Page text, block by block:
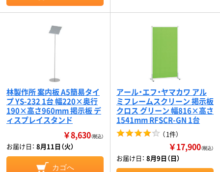
林製作所 案内板 A5簡易タイ
プ YS-232 1台 幅220×奥行
190×高さ960mm 掲示板 デ
ィスプレイスタンド
￥8,630（税込）
お届け日： 8月11日（火）
カゴへ
アール・エフ・ヤマカワ アル
ミフレームスクリーン 掲示板
クロス グリーン 幅816×高さ
1541mm RFSCR-GN 1台
（1件）
￥17,900（税込）
お届け日： 8月9日（日）